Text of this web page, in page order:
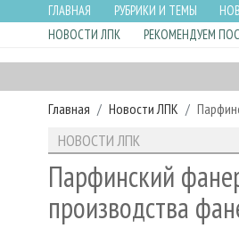
ГЛАВНАЯ РУБРИКИ И ТЕМЫ
НОВОСТИ ЛПК
РЕКОМЕНДУЕМ
Главная Новости ЛПК
НОВОСТИ ЛПК
Парфинский
производства